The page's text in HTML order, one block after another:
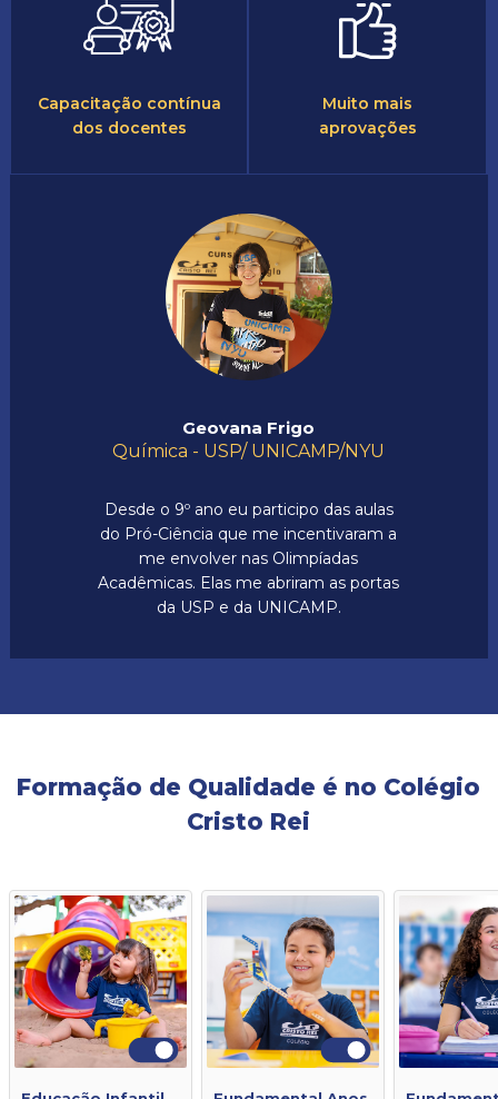
Capacitação contínua
dos docentes
Muito mais
aprovações
Geovana Frigo
Química - USP/ UNICAMP/NYU
Desde o 9º ano eu participo das aulas
do Pró-Ciência que me incentivaram a
me envolver nas Olimpíadas
Acadêmicas. Elas me abriram as portas
da USP e da UNICAMP.
Formação de Qualidade é no Colégio
Cristo Rei